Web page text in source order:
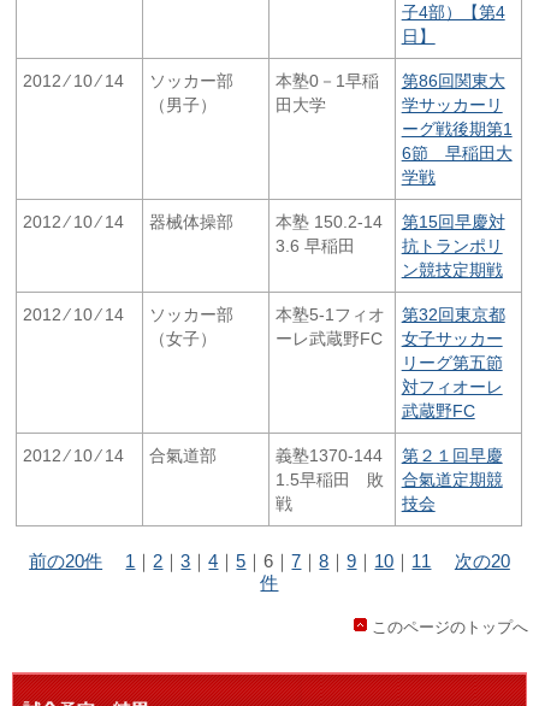
子4部）【第4
日】
2012 ⁄ 10 ⁄ 14
ソッカー部
（男子）
本塾0－1早稲
田大学
第86回関東大
学サッカーリ
ーグ戦後期第1
6節 早稲田大
学戦
2012 ⁄ 10 ⁄ 14 器械体操部
本塾 150.2-14
3.6 早稲田
第15回早慶対
抗トランポリ
ン競技定期戦
2012 ⁄ 10 ⁄ 14
ソッカー部
（女子）
本塾5-1フィオ
ーレ武蔵野FC
第32回東京都
女子サッカー
リーグ第五節
対フィオーレ
武蔵野FC
2012 ⁄ 10 ⁄ 14 合氣道部
義塾1370-144
1.5早稲田 敗
戦
第２１回早慶
合氣道定期競
技会
前の20件 1 ｜ 2 ｜3 ｜4 ｜5 ｜6 ｜7 ｜8 ｜9 ｜ 10 ｜ 11
次の20
件
このページのトップへ